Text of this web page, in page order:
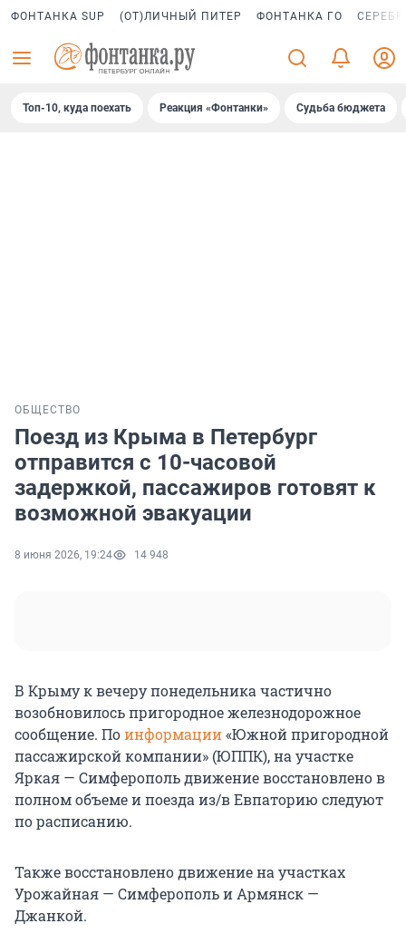
ФОНТАНКА SUP (ОТ)ЛИЧНЫЙ ПИТЕР ФОНТАНКА ГО
Топ-10, куда поехать Реакция «Фонтанки» Судьба бюджета
ОБЩЕСТВО
Поезд из Крыма в Петербург
отправится с 10-часовой
задержкой, пассажиров готовят к
возможной эвакуации
8 июня 2026, 19:24 14 948
В Крыму к вечеру понедельника частично
возобновилось пригородное железнодорожное
сообщение. Поинформации«Южной пригородной
пассажирской компании» (ЮППК), на участке
Яркая — Симферополь движение восстановлено в
полном объеме и поезда из/в Евпаторию следуют
по расписанию.
Также восстановлено движение на участках
Урожайная — Симферополь и Армянск —
Джанкой.